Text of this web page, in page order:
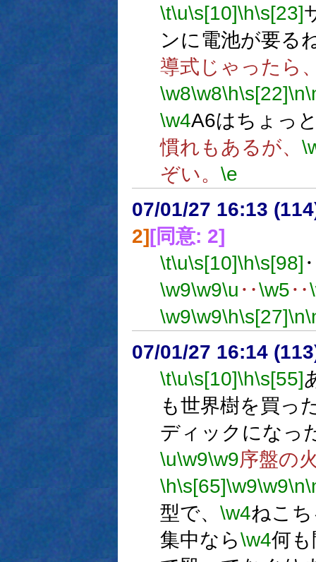
\t\u\s[10]\h\s[23]
ンに電池が要る
導式じゃったら
\w8\w8\h\s[22]\n
\w4A6はちょっ
慣れもあるが、
ぞい。 \e
07/01/27 16:13
2][同意: 2]
\t\u\s[10]\h\s[98]
\w9\w9\u ‥\w5‥
\w9\w9\h\s[27]\n
07/01/27 16:14
\t\u\s[10]\h\s[55]
も世界樹を買っ
ディックになっ
\u\w9\w9序盤の
\h\s[65]\w9\w9\n
型で、 \w4ねこ
集中なら\w4何